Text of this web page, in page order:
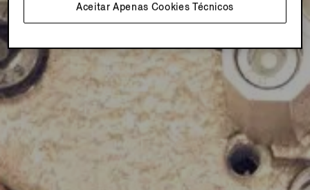
Aceitar Apenas Cookies Técnicos